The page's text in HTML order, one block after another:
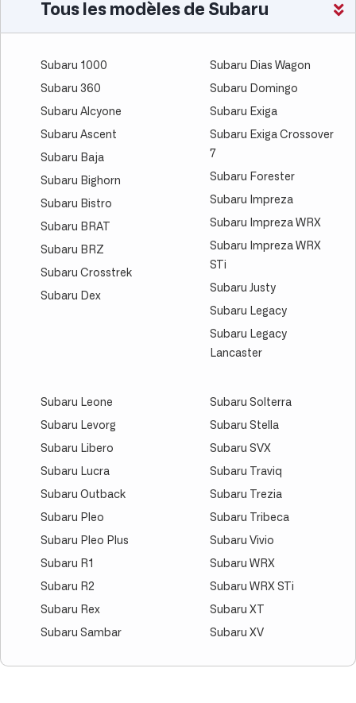
Tous les modèles de Subaru
Subaru 1000
Subaru 360
Subaru Alcyone
Subaru Ascent
Subaru Baja
Subaru Bighorn
Subaru Bistro
Subaru BRAT
Subaru BRZ
Subaru Crosstrek
Subaru Dex
Subaru Dias Wagon
Subaru Domingo
Subaru Exiga
Subaru Exiga Crossover
7
Subaru Forester
Subaru Impreza
Subaru Impreza WRX
Subaru Impreza WRX
STi
Subaru Justy
Subaru Legacy
Subaru Legacy
Lancaster
Subaru Leone
Subaru Levorg
Subaru Libero
Subaru Lucra
Subaru Outback
Subaru Pleo
Subaru Pleo Plus
Subaru R1
Subaru R2
Subaru Rex
Subaru Sambar
Subaru Solterra
Subaru Stella
Subaru SVX
Subaru Traviq
Subaru Trezia
Subaru Tribeca
Subaru Vivio
Subaru WRX
Subaru WRX STi
Subaru XT
Subaru XV